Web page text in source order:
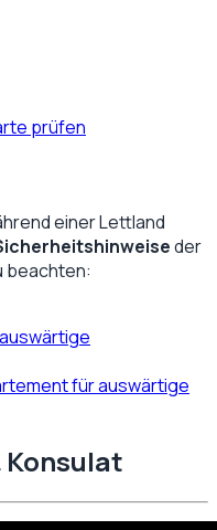
prüfen
einerLettland
der
beachten:
für auswärtige